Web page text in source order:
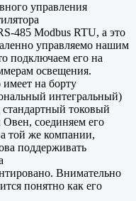
управления
485 Modbus RTU, а это
управляемо нашим
подключаем его на
освещения.
имеет на борту
интегральный)
стандартный токовый
Овен, соединяем его
той же компании,
поддерживать
Внимательно
понятно как его